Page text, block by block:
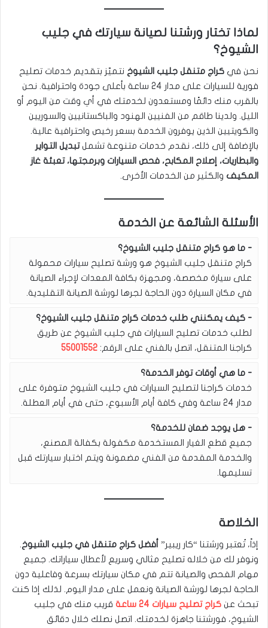
لماذا تختار ورشتنا لصيانة سيارتك في جليب
الشيوخ؟
نحن في كراج متنقل جليب الشيوخ نتميّز بتقديم خدمات تصليح
فورية للسيارات على مدار 24 ساعة بأعلى جودة واحترافية. نحن
بالقرب منك دائمًا ومستعدون لخدمتك في أي وقت من اليوم أو
الليل. ولدينا طاقم من الفنيين الهنود والباكستانيين والسوريين
والكويتيين الذين يوفرون الخدمة بسعر رخيص واحترافية عالية.
بالإضافة إلى ذلك، نقدم خدمات متنوعة تشملتبديل التواير
والبطاريات، إصلاح المكابح، فحص السيارات وبرمجتها، تعبئة غاز
المكيف والكثير من الخدمات الأخرى.
الأسئلة الشائعة عن الخدمة
ما هو كراج متنقل جليب الشيوخ؟
كراج متنقل جليب الشيوخ هو ورشة تصليح سيارات محمولة
على سيارة مخصصة، ومجهزة بكافة المعدات لإجراء الصيانة
في مكان السيارة دون الحاجة لجرها لورشة الصيانة التقليدية.
كيف يمكنني طلب خدمات كراج متنقل جليب الشيوخ؟
لطلب خدمات تصليح السيارات في جليب الشيوخ عن طريق
كراجنا المتنقل، اتصل بالفني على الرقم: 55001552
ما هي أوقات توفر الخدمة؟
خدمات كراجنا لتصليح السيارات في جليب الشيوخ متوفرة على
مدار 24 ساعة وفي كافة أيام الأسبوع، حتى في أيام العطلة.
هل يوجد ضمان للخدمة؟
جميع قطع الغيار المستخدمة مكفولة بكفالة المصنع،
والخدمة المقدمة من الفني مضمونة ويتم اختبار سيارتك قبل
تسليمها.
الخلاصة
إذاً، تُعتبر ورشتنا “كار ريبير” أفضل كراج متنقل في جليب الشيوخ.
ونوفر لك من خلاله تصليح مثالي وسريع لأعطال سياراتك. جميع
مهام الفحص والصيانة تتم في مكان سيارتك بسرعة وفاعلية دون
الحاجة لجرها لورشة الصيانة ونعمل على مدار اليوم. لذلك إذا كنت
تبحث عن كراج تصليح سيارات 24 ساعة
قريب منك في جليب
الشيوخ، فورشتنا جاهزة لخدمتك. اتصل نصلك خلال دقائق